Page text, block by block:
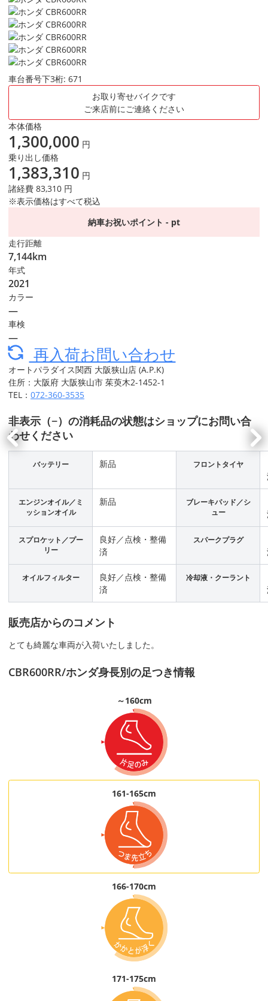
車台番号下3桁: 671
お取り寄せバイクです
ご来店前にご連絡ください
本体価格
1,300,000 円
乗り出し価格
1,383,310 円
諸経費 83,310 円
※表示価格はすべて税込
納車お祝いポイント - pt
走行距離
7,144km
年式
2021
カラー
―
車検
―
再入荷お問い合わせ
オートパラダイス関西 大阪狭山店 (A.P.K)
住所：大阪府 大阪狭山市 茱萸木2-1452-1
TEL： 072-360-3535
非表示（−）の消耗品の状態はショップにお問い合
わせください
バッテリー 新品 フロントタイヤ
エンジンオイル／ミ
ッションオイル
新品
ブレーキパッド／シ
ュー
スプロケット／プー
リー
良好／点検・整備
済
スパークプラグ
オイルフィルター
良好／点検・整備
済
冷却液・クーラント
販売店からのコメント
とても綺麗な車両が入荷いたしました。
CBR600RR/ホンダ身長別の足つき情報
～160cm
161-165cm
166-170cm
171-175cm